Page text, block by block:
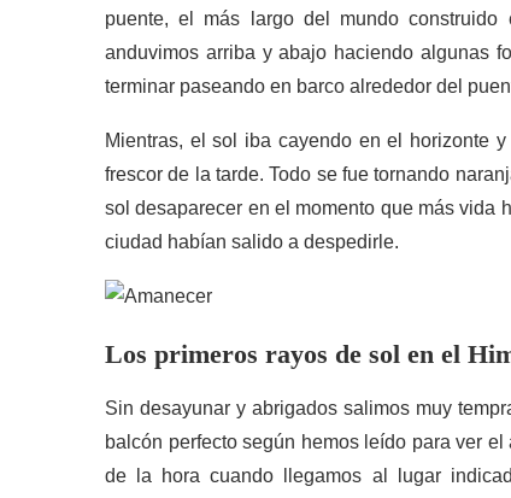
puente, el más largo del mundo
anduvimos arriba y abajo haciendo algunas
terminar paseando en barco alrededor del
Mientras, el sol iba cayendo en el horizonte
frescor de la tarde. Todo se fue tornando
sol desaparecer en el momento que más vida
ciudad habían salido a despedirle.
Los primeros rayos de sol en el
Sin desayunar y abrigados salimos muy
balcón perfecto según hemos leído para ver
de la hora cuando llegamos al lugar